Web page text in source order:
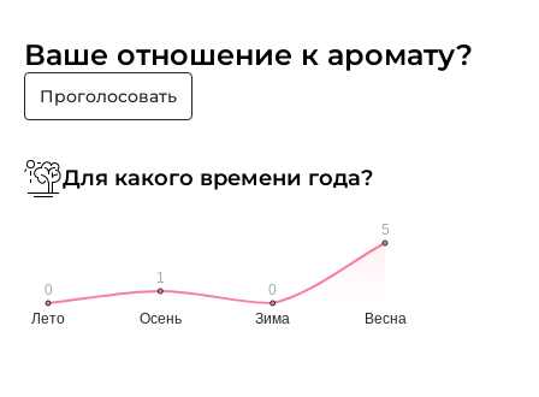
Ваше отношение к аромату?
Проголосовать
Для какого времени года?